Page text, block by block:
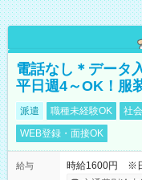
電話なし＊データ
平日週4～OK！服
派遣 職種未経験OK 社
WEB登録・面接OK
給与
時給1600円 ※